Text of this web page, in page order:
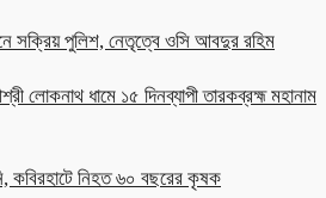
সক্রিয় পুলিশ, নেতৃত্বে ওসি আবদুর রহিম
লোকনাথ ধামে ১৫ দিনব্যাপী তারকব্রহ্ম মহানাম
কবিরহাটে নিহত ৬০ বছরের কৃষক